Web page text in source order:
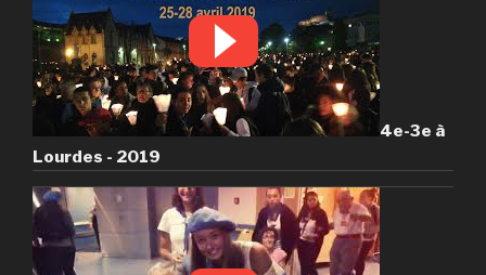
4e-3e à
Lourdes - 2019